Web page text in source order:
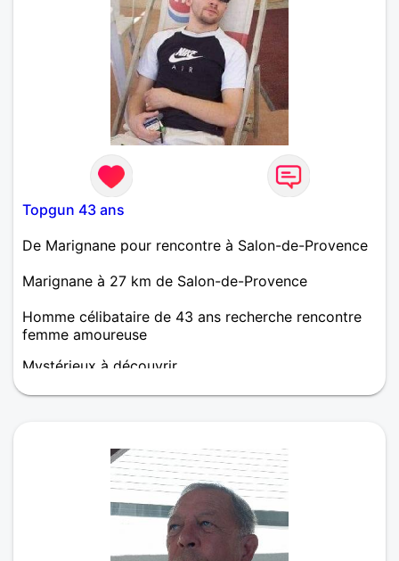
Topgun 43 ans
De Marignane pour rencontre à Salon-de-Provence
Marignane à 27 km de Salon-de-Provence
Homme célibataire de 43 ans recherche rencontre
femme amoureuse
Mystérieux à découvrir